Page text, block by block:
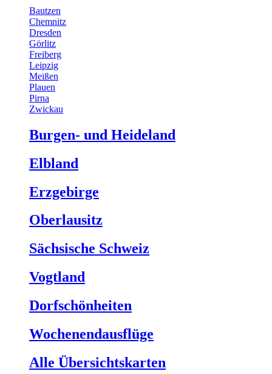
Bautzen
Chemnitz
Dresden
Görlitz
Freiberg
Leipzig
Meißen
Plauen
Pirna
Zwickau
Burgen- und Heideland
Elbland
Erzgebirge
Oberlausitz
Sächsische Schweiz
Vogtland
Dorfschönheiten
Wochenendausflüge
Alle Übersichtskarten